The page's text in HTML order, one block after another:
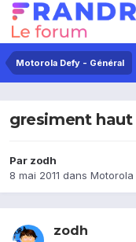
Motorola Defy - Général
gresiment haut
Par zodh
8 mai 2011 dans
zodh